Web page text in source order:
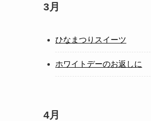
3月
ひなまつりスイーツ
ホワイトデーのお返しに
4月